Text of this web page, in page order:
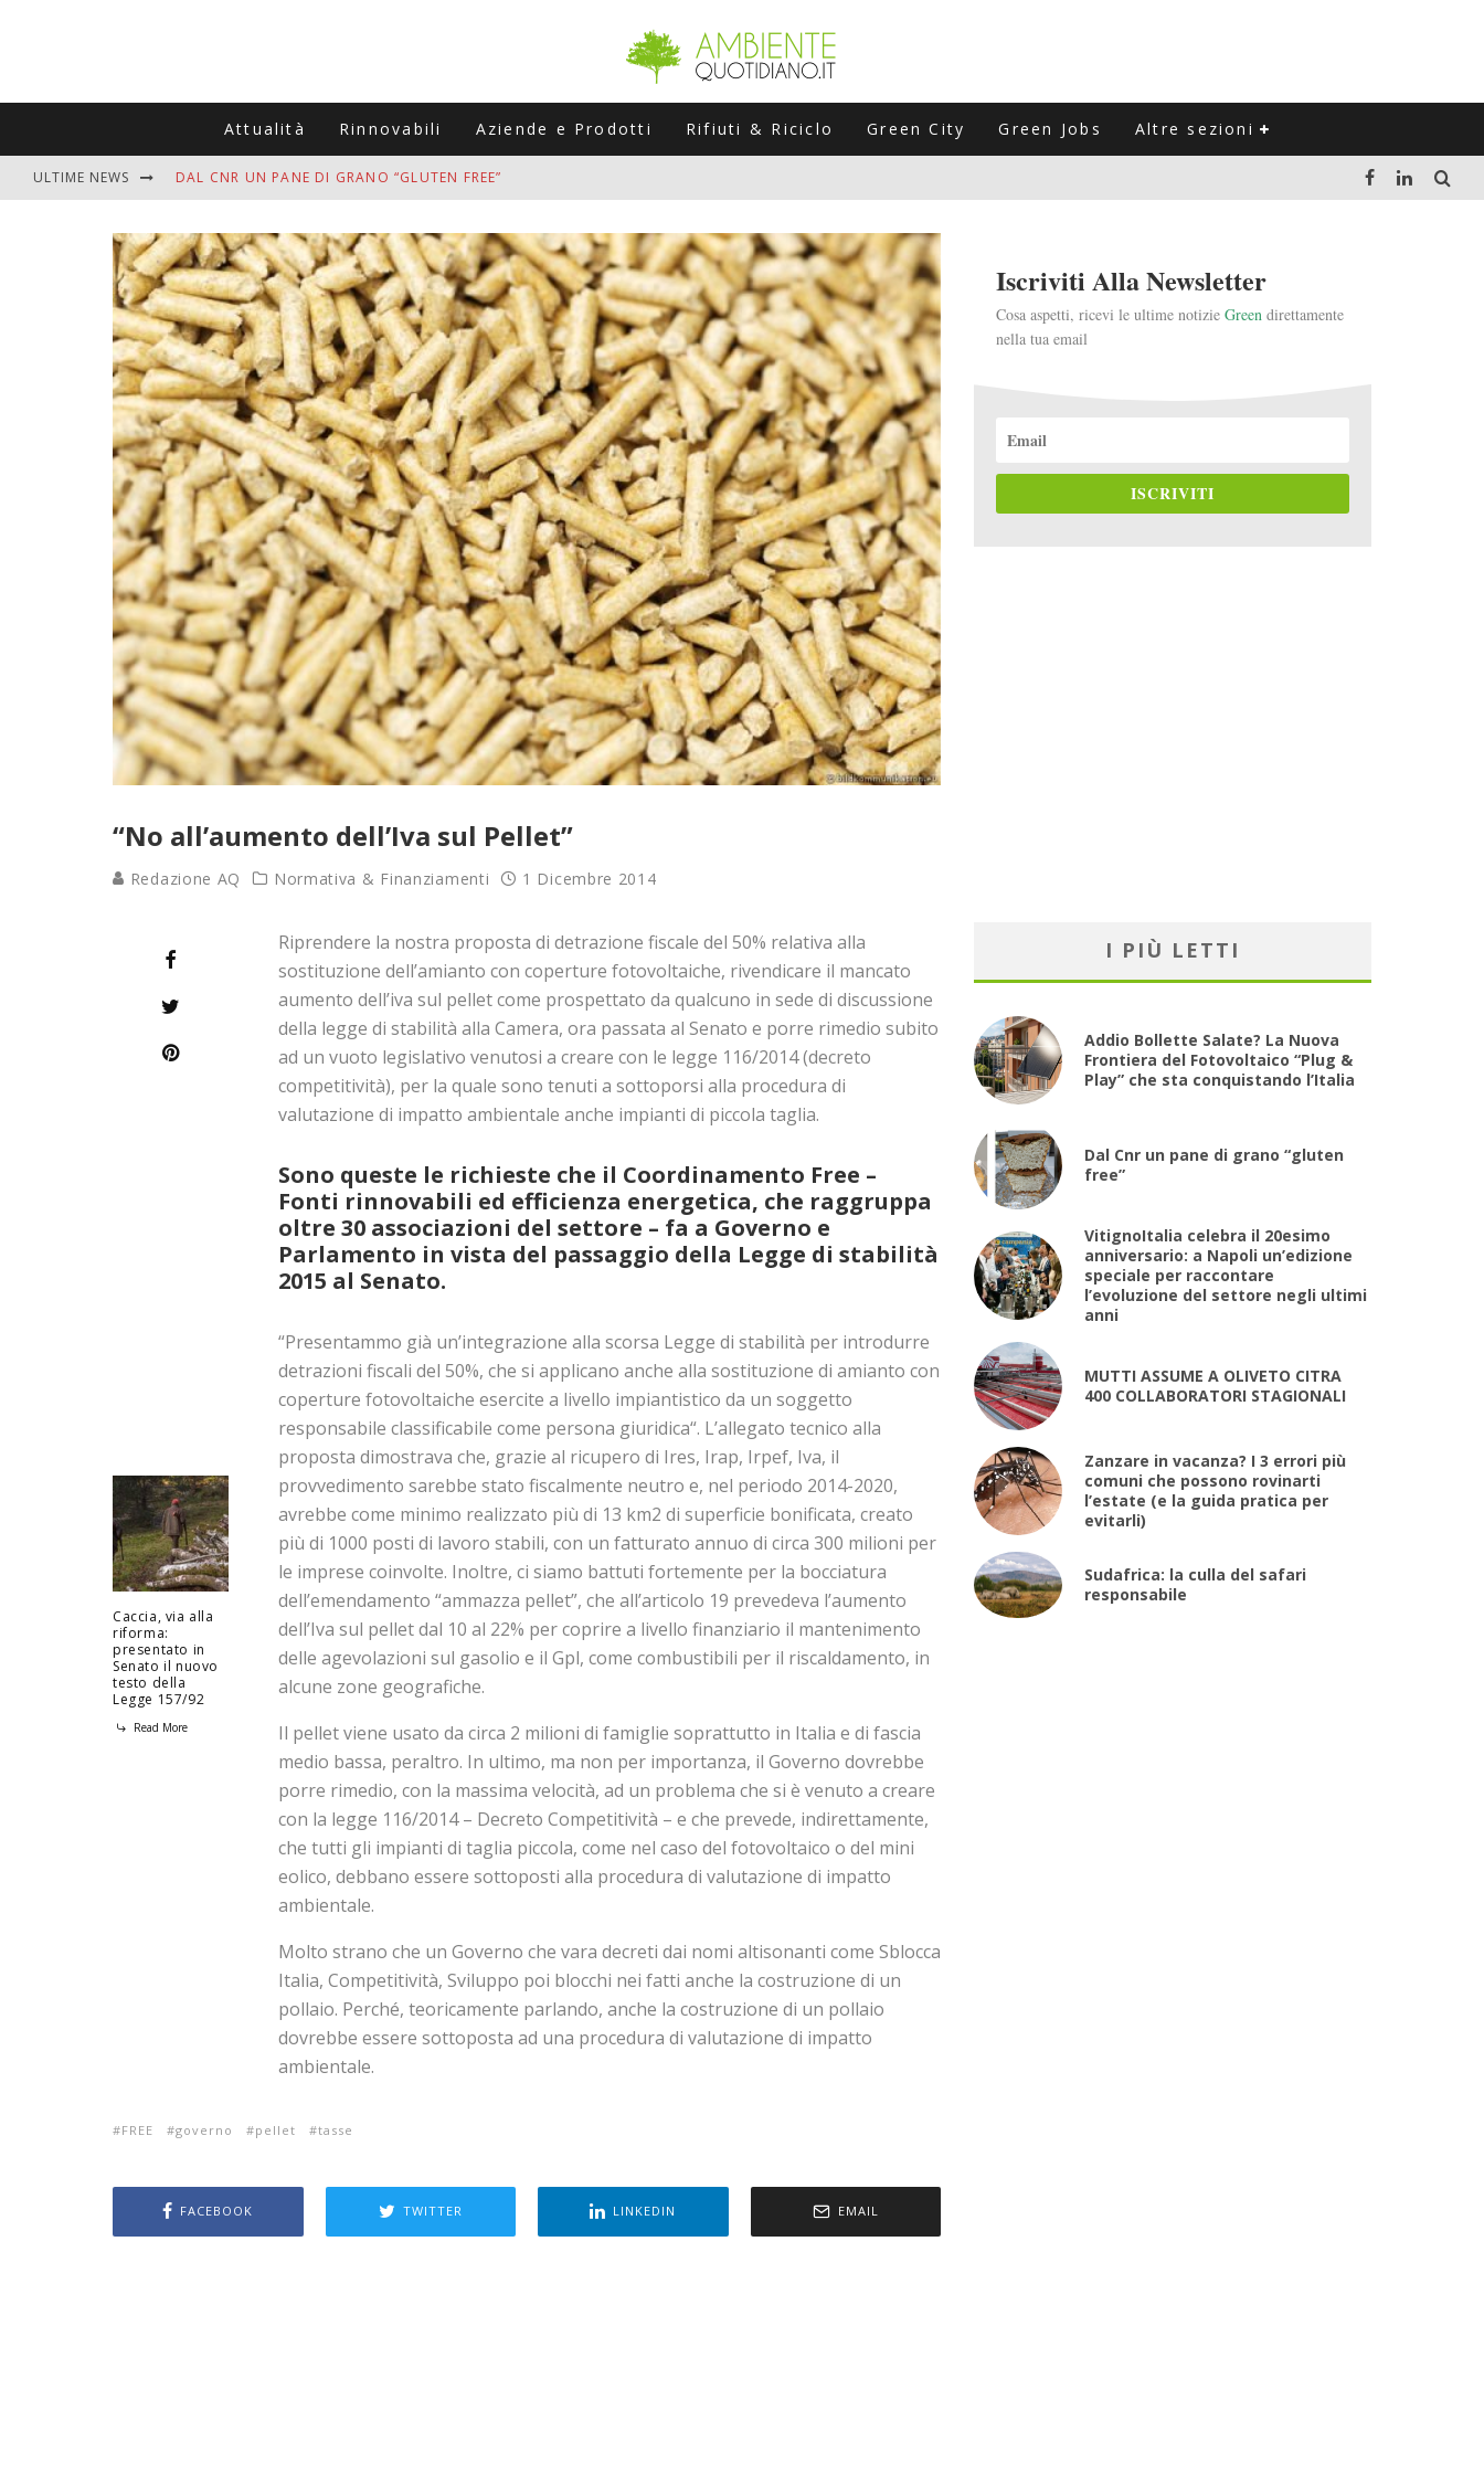
Attualità Rinnovabili Aziende e Prodotti Rifiuti & Riciclo Green City Green Jobs Altre sezioni
ULTIME NEWS DAL CNR UN PANE DI GRANO “GLUTEN FREE”
MUTTI ASSUME A OLIVETO CITRA 400 COLLABORATORI STAGIONALI
ZANZARE IN VACANZA? I 3 ERRORI PIÙ COMUNI CHE POSSONO ROVINARTI L’ESTATE (E LA GUIDA PRATICA PER EVITARLI)
ADDIO BOLLETTE SALATE? LA NUOVA FRONTIERA DEL FOTOVOLTAICO "PLUG & PLAY" CHE STA CONQUISTANDO L'ITALIA
“No all’aumento dell’Iva sul Pellet”
Redazione AQ Normativa & Finanziamenti 1 Dicembre 2014
Caccia, via alla
riforma:
presentato in
Senato il nuovo
testo della
Legge 157/92
Read More
Riprendere la nostra proposta di detrazione fiscale del 50% relativa alla
sostituzione dell’amianto con coperture fotovoltaiche, rivendicare il mancato
aumento dell’iva sul pellet come prospettato da qualcuno in sede di discussione
della legge di stabilità alla Camera, ora passata al Senato e porre rimedio subito
ad un vuoto legislativo venutosi a creare con le legge 116/2014 (decreto
competitività), per la quale sono tenuti a sottoporsi alla procedura di
valutazione di impatto ambientale anche impianti di piccola taglia.
Sono queste le richieste che il Coordinamento Free –
Fonti rinnovabili ed efficienza energetica, che raggruppa
oltre 30 associazioni del settore – fa a Governo e
Parlamento in vista del passaggio della Legge di stabilità
2015 al Senato.
“Presentammo già un’integrazione alla scorsa Legge di stabilità per introdurre
detrazioni fiscali del 50%, che si applicano anche alla sostituzione di amianto con
coperture fotovoltaiche esercite a livello impiantistico da un soggetto
responsabile classificabile come persona giuridica“. L’allegato tecnico alla
proposta dimostrava che, grazie al ricupero di Ires, Irap, Irpef, Iva, il
provvedimento sarebbe stato fiscalmente neutro e, nel periodo 2014-2020,
avrebbe come minimo realizzato più di 13 km2 di superficie bonificata, creato
più di 1000 posti di lavoro stabili, con un fatturato annuo di circa 300 milioni per
le imprese coinvolte. Inoltre, ci siamo battuti fortemente per la bocciatura
dell’emendamento “ammazza pellet”, che all’articolo 19 prevedeva l’aumento
dell’Iva sul pellet dal 10 al 22% per coprire a livello finanziario il mantenimento
delle agevolazioni sul gasolio e il Gpl, come combustibili per il riscaldamento, in
alcune zone geografiche.
Il pellet viene usato da circa 2 milioni di famiglie soprattutto in Italia e di fascia
medio bassa, peraltro. In ultimo, ma non per importanza, il Governo dovrebbe
porre rimedio, con la massima velocità, ad un problema che si è venuto a creare
con la legge 116/2014 – Decreto Competitività – e che prevede, indirettamente,
che tutti gli impianti di taglia piccola, come nel caso del fotovoltaico o del mini
eolico, debbano essere sottoposti alla procedura di valutazione di impatto
ambientale.
Molto strano che un Governo che vara decreti dai nomi altisonanti come Sblocca
Italia, Competitività, Sviluppo poi blocchi nei fatti anche la costruzione di un
pollaio. Perché, teoricamente parlando, anche la costruzione di un pollaio
dovrebbe essere sottoposta ad una procedura di valutazione di impatto
ambientale.
FREE governo pellet tasse
FACEBOOK TWITTER LINKEDIN EMAIL
Iscriviti Alla Newsletter
Cosa aspetti, ricevi le ultime notizie Green direttamente
nella tua email
ISCRIVITI
I PIÙ LETTI
Addio Bollette Salate? La Nuova
Frontiera del Fotovoltaico “Plug &
Play” che sta conquistando l’Italia
Dal Cnr un pane di grano “gluten
free”
VitignoItalia celebra il 20esimo
anniversario: a Napoli un’edizione
speciale per raccontare
l’evoluzione del settore negli ultimi
anni
MUTTI ASSUME A OLIVETO CITRA
400 COLLABORATORI STAGIONALI
Zanzare in vacanza? I 3 errori più
comuni che possono rovinarti
l’estate (e la guida pratica per
evitarli)
Sudafrica: la culla del safari
responsabile